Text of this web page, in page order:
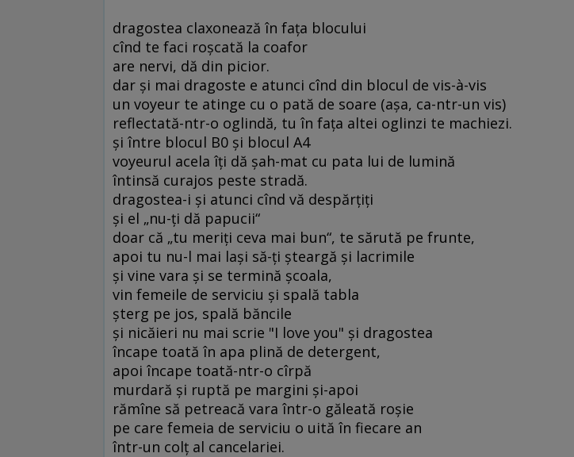
dragostea claxonează în faţa blocului
cînd te faci roşcată la coafor
are nervi, dă din picior.
dar şi mai dragoste e atunci cînd din blocul de vis-à-vis
un voyeur te atinge cu o pată de soare (aşa, ca-ntr-un vis)
reflectată-ntr-o oglindă, tu în faţa altei oglinzi te machiezi.
şi între blocul B0 şi blocul A4
voyeurul acela îţi dă şah-mat cu pata lui de lumină
întinsă curajos peste stradă.
dragostea-i şi atunci cînd vă despărţiţi
şi el „nu-ţi dă papucii“
doar că „tu meriţi ceva mai bun“, te sărută pe frunte,
apoi tu nu-l mai laşi să-ţi şteargă şi lacrimile
şi vine vara şi se termină şcoala,
vin femeile de serviciu şi spală tabla
şterg pe jos, spală băncile
şi nicăieri nu mai scrie "I love you" şi dragostea
încape toată în apa plină de detergent,
apoi încape toată-ntr-o cîrpă
murdară şi ruptă pe margini şi-apoi
rămîne să petreacă vara într-o găleată roşie
pe care femeia de serviciu o uită în fiecare an
într-un colţ al cancelariei.